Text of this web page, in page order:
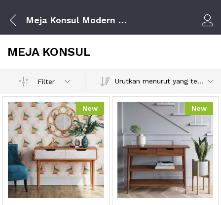
Meja Konsul Modern Minimalis
MEJA KONSUL
Filter Urutkan menurut yang terbaru
New New